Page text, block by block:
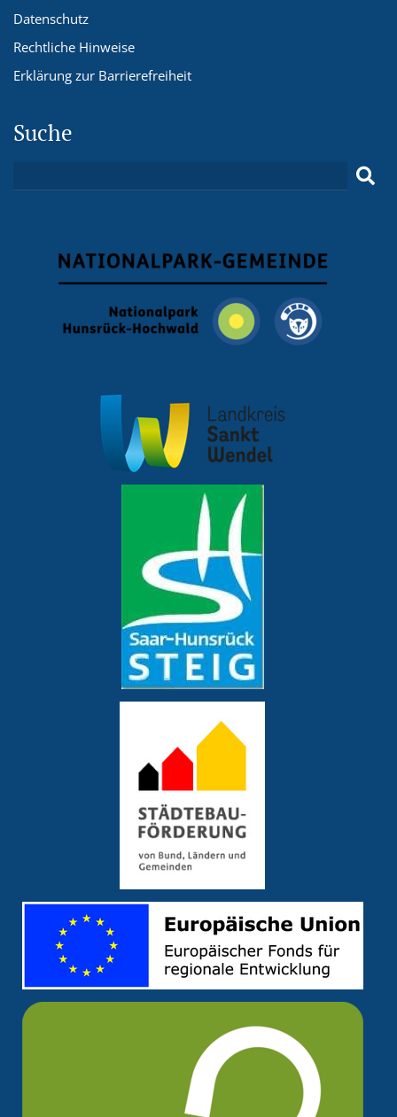
Datenschutz
Rechtliche Hinweise
Erklärung zur Barrierefreiheit
Suche